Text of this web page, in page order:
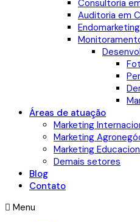
Consultoria
Auditoria em
Endomarketing
Áreas de atuação
Marketing
Marketing
Marketing
Demais setores
Blog
Contato
Menu